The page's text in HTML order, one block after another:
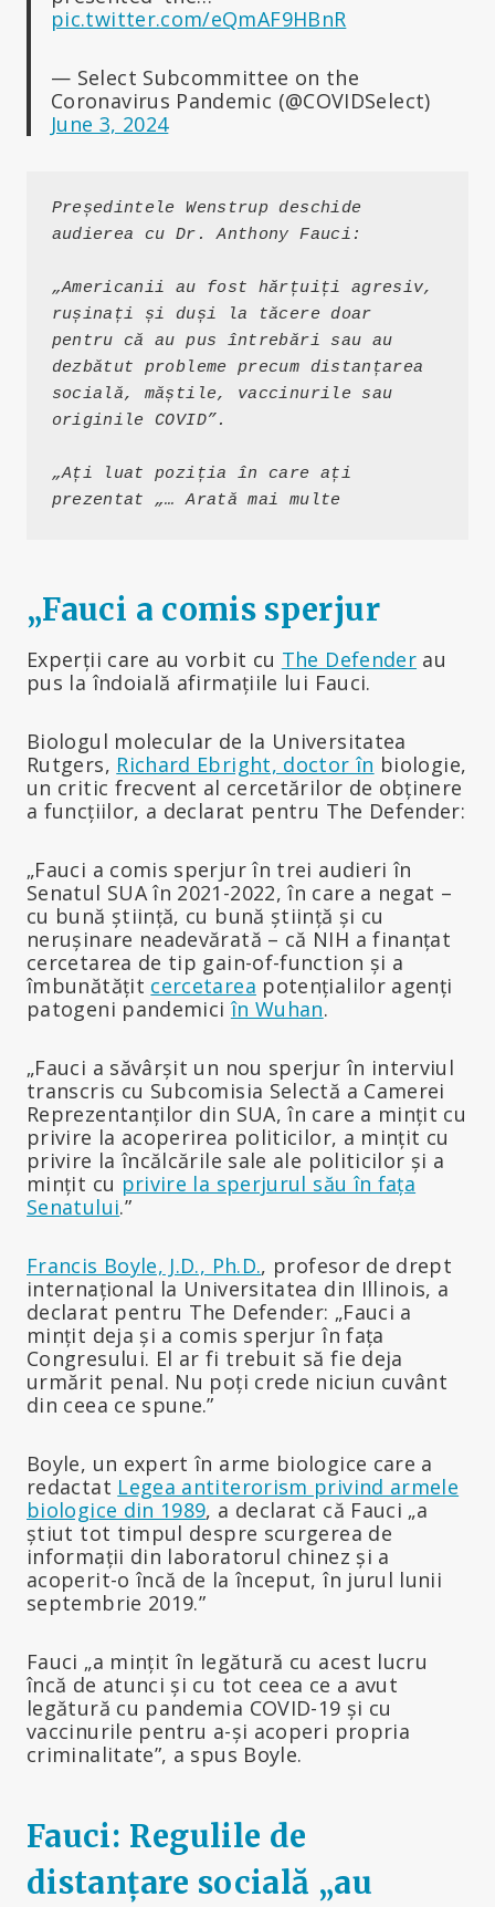
pic.twitter.com/eQmAF9HBnR
— Select Subcommittee on the
Coronavirus Pandemic (@COVIDSelect)
June 3, 2024
Președintele Wenstrup deschide
audierea cu Dr. Anthony Fauci:
„Americanii au fost hărțuiți agresiv,
rușinați și duși la tăcere doar
pentru că au pus întrebări sau au
dezbătut probleme precum distanțarea
socială, măștile, vaccinurile sau
originile COVID”.
„Ați luat poziția în care ați
prezentat „… Arată mai multe
„Fauci a comis sperjur
Experții care au vorbit cu The Defender au
pus la îndoială afirmațiile lui Fauci.
Biologul molecular de la Universitatea
Rutgers, Richard Ebright, doctor în biologie,
un critic frecvent al cercetărilor de obținere
a funcțiilor, a declarat pentru The Defender:
„Fauci a comis sperjur în trei audieri în
Senatul SUA în 2021-2022, în care a negat –
cu bună știință, cu bună știință și cu
nerușinare neadevărată – că NIH a finanțat
cercetarea de tip gain-of-function și a
îmbunătățit cercetarea potențialilor agenți
patogeni pandemici în Wuhan.
„Fauci a săvârșit un nou sperjur în interviul
transcris cu Subcomisia Selectă a Camerei
Reprezentanților din SUA, în care a mințit cu
privire la acoperirea politicilor, a mințit cu
privire la încălcările sale ale politicilor și a
mințit cu privire la sperjurul său în fața
Senatului.”
Francis Boyle, J.D., Ph.D., profesor de drept
internațional la Universitatea din Illinois, a
declarat pentru The Defender: „Fauci a
mințit deja și a comis sperjur în fața
Congresului. El ar fi trebuit să fie deja
urmărit penal. Nu poți crede niciun cuvânt
din ceea ce spune.”
Boyle, un expert în arme biologice care a
redactat Legea antiterorism privind armele
biologice din 1989, a declarat că Fauci „a
știut tot timpul despre scurgerea de
informații din laboratorul chinez și a
acoperit-o încă de la început, în jurul lunii
septembrie 2019.”
Fauci „a mințit în legătură cu acest lucru
încă de atunci și cu tot ceea ce a avut
legătură cu pandemia COVID-19 și cu
vaccinurile pentru a-și acoperi propria
criminalitate”, a spus Boyle.
Fauci: Regulile de
distanțare socială „au